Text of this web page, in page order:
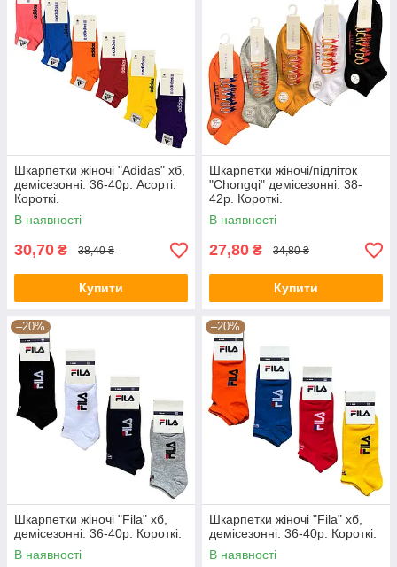
Шкарпетки жіночі "Adidas" хб,
демісезонні. 36-40р. Асорті.
Короткі.
В наявності
30,70 ₴ 38,40 ₴
Купити
Шкарпетки жіночі/підліток
"Chongqi" демісезонні. 38-
42р. Короткі.
В наявності
27,80 ₴ 34,80 ₴
Купити
–20%
Шкарпетки жіночі "Fila" хб,
демісезонні. 36-40р. Короткі.
В наявності
–20%
Шкарпетки жіночі "Fila" хб,
демісезонні. 36-40р. Короткі.
В наявності